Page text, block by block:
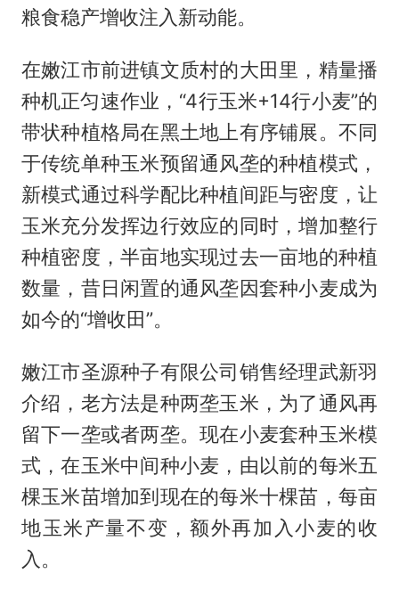
粮食稳产增收注入新动能。
在嫩江市前进镇文质村的大田里，精量播
种机正匀速作业，“4行玉米+14行小麦”的
带状种植格局在黑土地上有序铺展。不同
于传统单种玉米预留通风垄的种植模式，
新模式通过科学配比种植间距与密度，让
玉米充分发挥边行效应的同时，增加整行
种植密度，半亩地实现过去一亩地的种植
数量，昔日闲置的通风垄因套种小麦成为
如今的“增收田”。
嫩江市圣源种子有限公司销售经理武新羽
介绍，老方法是种两垄玉米，为了通风再
留下一垄或者两垄。现在小麦套种玉米模
式，在玉米中间种小麦，由以前的每米五
棵玉米苗增加到现在的每米十棵苗，每亩
地玉米产量不变，额外再加入小麦的收
入。